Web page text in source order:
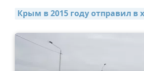
Крым в 2015 году отправил